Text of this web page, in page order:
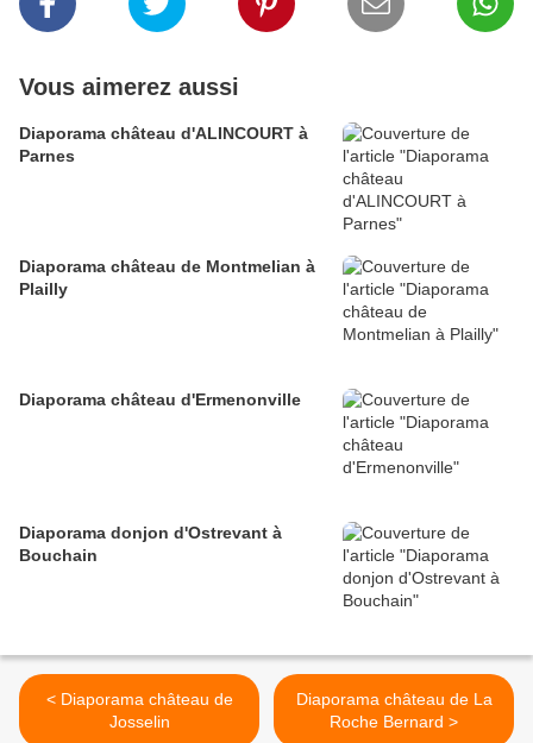
Vous aimerez aussi
Diaporama château d'ALINCOURT à
Parnes
Diaporama château de Montmelian à
Plailly
Diaporama château d'Ermenonville
Diaporama donjon d'Ostrevant à
Bouchain
< Diaporama château de
Josselin
Diaporama château de La
Roche Bernard >